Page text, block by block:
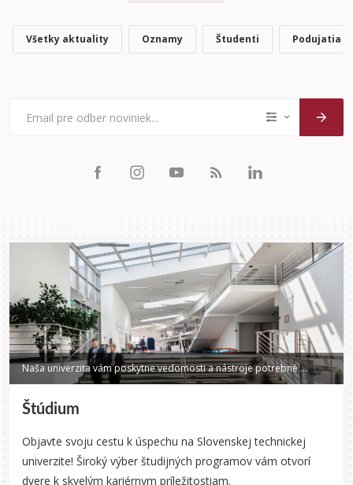
Všetky aktuality Oznamy Študenti Podujatia
Naša univerzita vám poskytne vedomosti a nástroje potrebné na dosiahnutie vašich cieľov.
Štúdium
Objavte svoju cestu k úspechu na Slovenskej technickej
univerzite! Široký výber študijných programov vám otvorí
dvere k skvelým kariérnym príležitostiam.